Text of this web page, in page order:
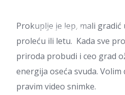
ZANIMLJIVOSTI
Prokuplje je lep, mali gradić
proleću ili letu. Kada sve
priroda probudi i ceo grad
energija oseća svuda. Volim
pravim video snimke.